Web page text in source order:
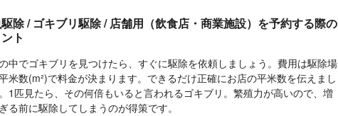
除 / ゴキブリ駆除 / 店舗用（飲食店・商業施設）を予約する際の
ト
中でゴキブリを見つけたら、すぐに駆除を依頼しましょう。費用は駆除場
米数(m²)で料金が決まります。できるだけ正確にお店の平米数を伝えまし
1匹見たら、その何倍もいると言われるゴキブリ。繁殖力が高いので、増
る前に駆除してしまうのが得策です。